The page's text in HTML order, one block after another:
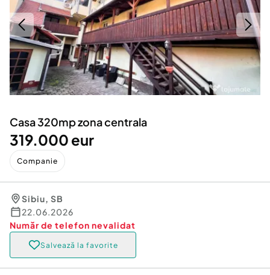
Servicii
Animale de companie
Afaceri și echipamente profesionale
Inchiriere Bunuri si Vehicule
Utilaje agricole si industriale
Piese auto si accesorii
Dacia Duster
Casa 320mp zona centrala
319.000 eur
Companie
Sibiu, SB
22.06.2026
Număr de telefon nevalidat
Salvează la favorite